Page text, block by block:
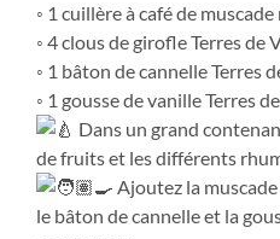
◦ 1 cuillère à café de muscade
◦ 4 clous de girofle Terres de
◦ 1 bâton de cannelle Terres
◦ 1 gousse de vanille Terres
Dans un grand
de fruits et les différents
Ajoutez la
le bâton de cannelle et la